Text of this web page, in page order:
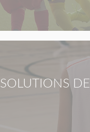
SOLUTIONS DE